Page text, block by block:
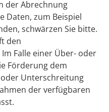
der Abrechnung
Daten, zum Beispiel
schwärzen Sie bitte.
den
Falle einer Über- oder
Förderung dem
Unterschreitung
der verfügbaren